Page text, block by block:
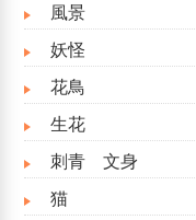
風景
妖怪
花鳥
生花
刺青 文身
猫